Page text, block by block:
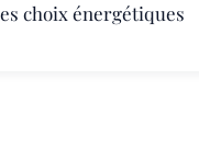
choix énergétiques